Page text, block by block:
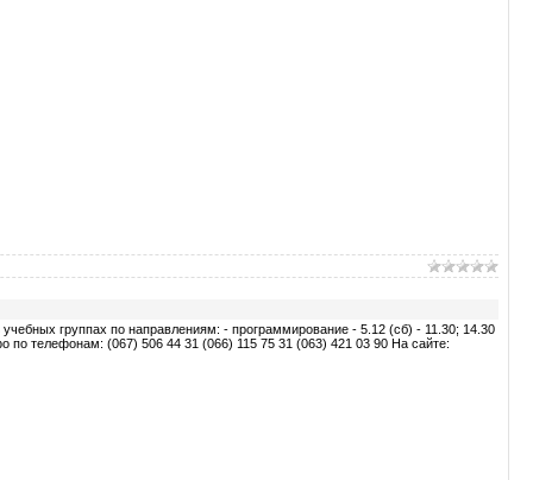
группах по направлениям: - программирование - 5.12 (сб) - 11.30; 14.30
по телефонам: (067) 506 44 31 (066) 115 75 31 (063) 421 03 90 На сайте: